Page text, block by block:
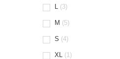
L 3
M 5
S 4
XL 1